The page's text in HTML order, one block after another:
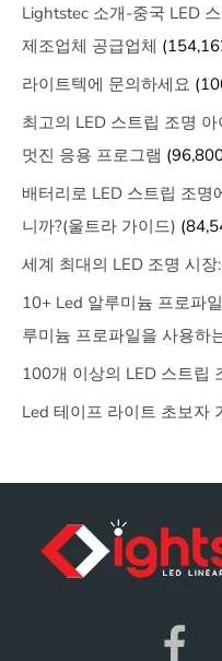
Lightstec 소개-중국 LED
제조업체 공급업체
라이트텍에 문의하세요
최고의 LED 스트립 조명
멋진 응용 프로그램
배터리로 LED 스트립 조명
니까?(울트라 가이드)
세계 최대의 LED 조명 시
10+ Led 알루미늄 프로파
루미늄 프로파일을 사용하
100개 이상의 LED 스트립
Led 테이프 라이트 초보자